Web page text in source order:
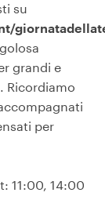
su
grandi e
Ricordiamo
per
11:00, 14:00